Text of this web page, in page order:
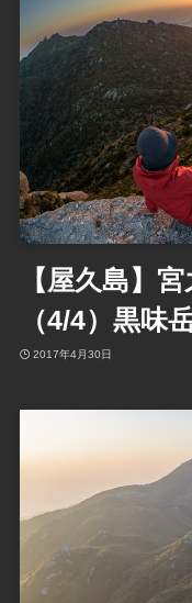
【屋久島】
（4/4）黒味
2017年4月30日